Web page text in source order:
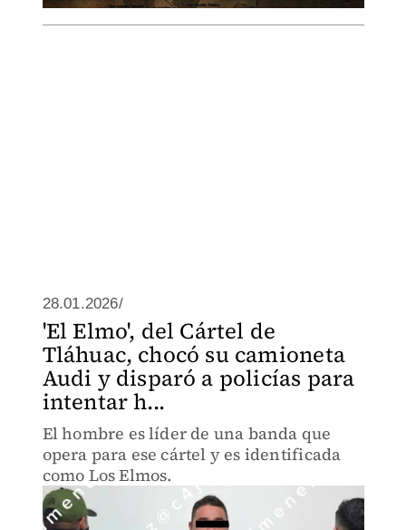
28.01.2026/
'El Elmo', del Cártel de
Tláhuac, chocó su camioneta
Audi y disparó a policías para
intentar h...
El hombre es líder de una banda que
opera para ese cártel y es identificada
como Los Elmos.